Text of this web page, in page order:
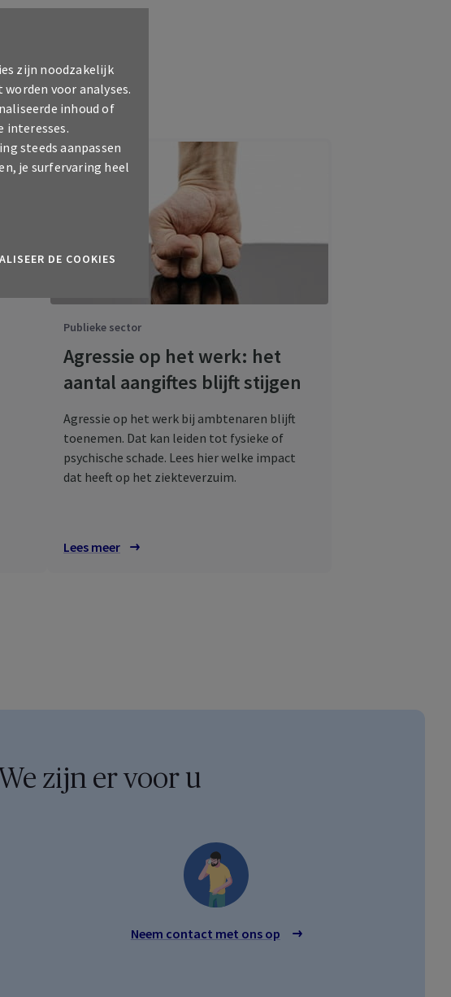
Publieke sector
Agressie op het werk: het
aantal aangiftes blijft stijgen
Agressie op het werk bij ambtenaren blijft
toenemen. Dat kan leiden tot fysieke of
psychische schade. Lees hier welke impact
dat heeft op het ziekteverzuim.
Lees meer
zijn er voor u
Neem contact met ons op
zijn noodzakelijk
voor analyses.
inhoud of
interesses.
steeds aanpassen
je surfervaring heel
DE COOKIES